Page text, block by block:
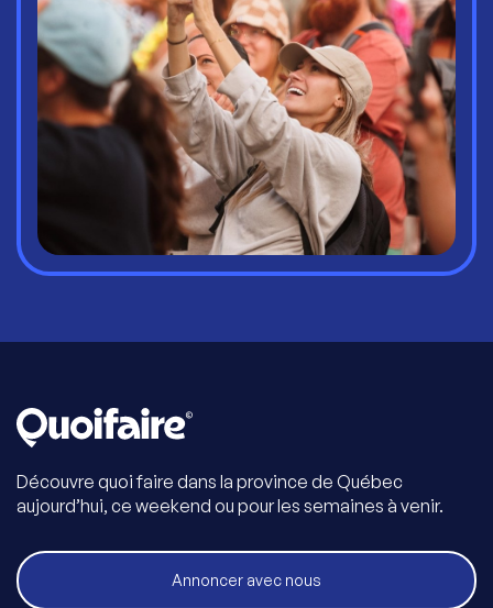
Découvre quoi faire dans la province de Québec
aujourd’hui, ce weekend ou pour les semaines à venir.
Annoncer avec nous